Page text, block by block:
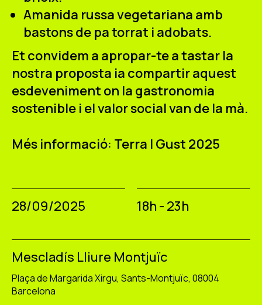
Amanida russa vegetariana amb
bastons de pa torrat i adobats.
Et convidem a apropar-te a tastar la
nostra proposta ia compartir aquest
esdeveniment on la gastronomia
sostenible i el valor social van de la mà.
Més informació: Terra I Gust 2025
28/09/2025 18h - 23h
Mescladís Lliure Montjuïc
Plaça de Margarida Xirgu, Sants-Montjuïc, 08004
Barcelona